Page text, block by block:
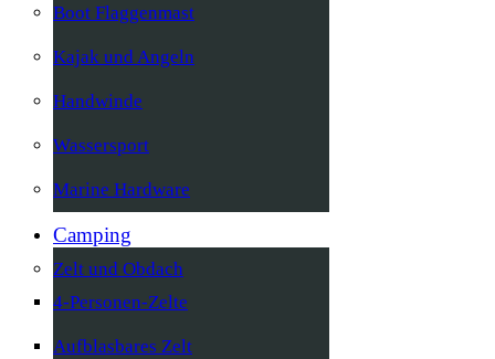
Boot Flaggenmast
Kajak und Angeln
Handwinde
Wassersport
Marine Hardware
Camping
Zelt und Obdach
4-Personen-Zelte
Aufblasbares Zelt